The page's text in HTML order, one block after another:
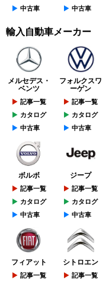
中古車
中古車
輸入自動車メーカー
メルセデス・
ベンツ
記事一覧
カタログ
中古車
フォルクスワ
ーゲン
記事一覧
カタログ
中古車
ボルボ
記事一覧
カタログ
中古車
ジープ
記事一覧
カタログ
中古車
フィアット
記事一覧
シトロエン
記事一覧